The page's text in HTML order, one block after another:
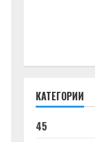
КАТЕГОРИИ
45